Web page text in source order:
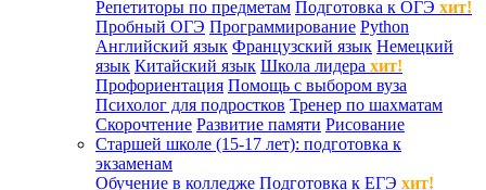
Репетиторы по предметам Подготовка к ОГЭ хит!
Пробный ОГЭ Программирование Python
Английский язык Французский язык Немецкий
язык Китайский язык Школа лидера хит!
Профориентация Помощь с выбором вуза
Психолог для подростков Тренер по шахматам
Скорочтение Развитие памяти Рисование
Старшей школе (15-17 лет): подготовка к
экзаменам
Обучение в колледже Подготовка к ЕГЭ хит!